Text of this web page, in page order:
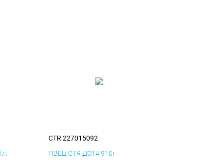
CTR 227015092
ПВЕЦ CTR ДОТ4 910г